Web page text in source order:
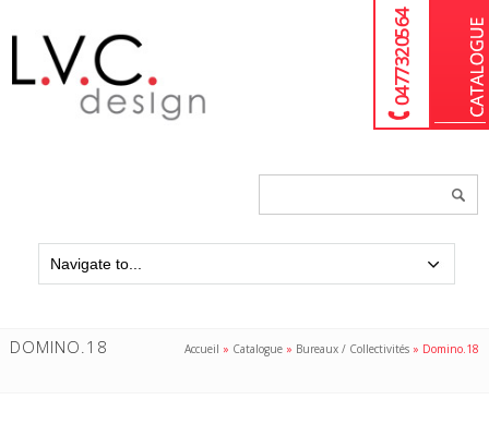
04 77 32 05 64
DOMINO.18 Accueil » Catalogue » Bureaux / Collectivités » Domino.18